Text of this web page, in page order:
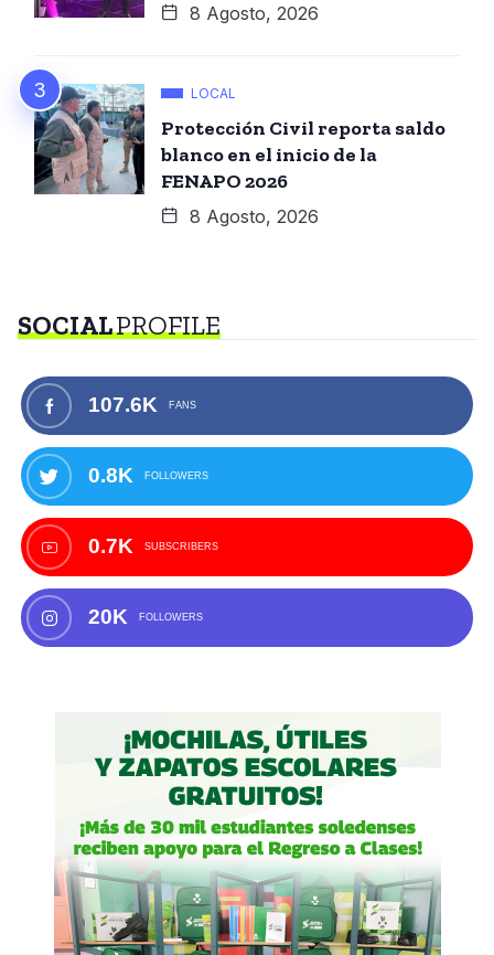
8 Agosto, 2026
LOCAL
Protección Civil reporta saldo
blanco en el inicio de la
FENAPO 2026
8 Agosto, 2026
SOCIALPROFILE
107.6K FANS
0.8K FOLLOWERS
0.7K SUBSCRIBERS
20K FOLLOWERS